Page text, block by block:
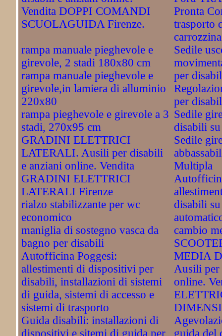
Vendita DOPPI COMANDI
SCUOLAGUIDA Firenze.
rampa manuale pieghevole e
girevole, 2 stadi 180x80 cm
rampa manuale pieghevole e
girevole,in lamiera di alluminio
220x80
rampa pieghevole e girevole a 3
stadi, 270x95 cm
GRADINI ELETTRICI
LATERALI. Ausili per disabili
e anziani online. Vendita
GRADINI ELETTRICI
LATERALI Firenze
rialzo stabilizzante per wc
economico
maniglia di sostegno vasca da
bagno per disabili
Autofficina Poggesi:
allestimenti di dispositivi per
disabili, installazioni di sistemi
di guida, sistemi di accesso e
sistemi di trasporto
Guida disabili: installazioni di
dispositivi e sitemi di guida per
Pronta
trasporto
carrozzina
Sedile
per
per
Sedile
disabili
Sedile
Multipla
disabili
cambio
MEDIA
Ausili per
online.
guida del